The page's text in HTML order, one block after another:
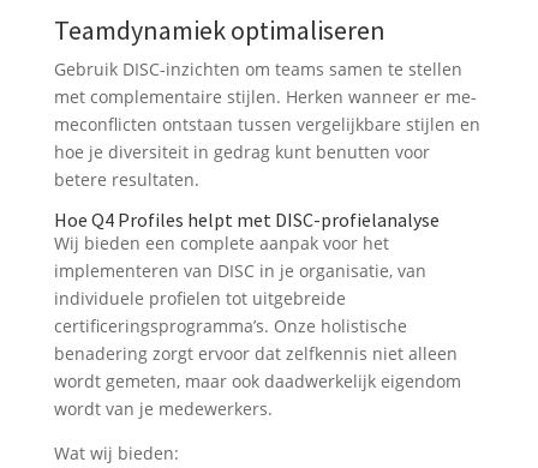
Teamdynamiek optimaliseren
Gebruik DISC-inzichten om teams samen te stellen
met complementaire stijlen. Herken wanneer er me-
meconflicten ontstaan tussen vergelijkbare stijlen en
hoe je diversiteit in gedrag kunt benutten voor
betere resultaten.
Hoe Q4 Profiles helpt met DISC-profielanalyse
Wij bieden een complete aanpak voor het
implementeren van DISC in je organisatie, van
individuele profielen tot uitgebreide
certificeringsprogramma’s. Onze holistische
benadering zorgt ervoor dat zelfkennis niet alleen
wordt gemeten, maar ook daadwerkelijk eigendom
wordt van je medewerkers.
Wat wij bieden: